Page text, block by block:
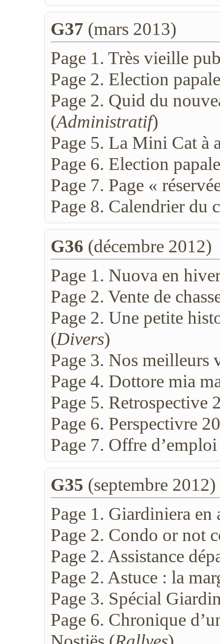
G37 (mars 2013)
Page 1. Très vieille
Page 2. Election
Page 2. Quid du
(Administratif)
Page 5. La Mini Cat à
Page 6. Election
Page 7. Page «
Page 8. Calendrier du
G36 (décembre 2012)
Page 1. Nuova en
Page 2. Vente de
Page 2. Une petite
(Divers)
Page 3. Nos
Page 4. Dottore mia
Page 5. Retrospective
Page 6. Perspectivre
Page 7. Offre
G35 (septembre 2012)
Page 1. Giardiniera en
Page 2. Condo or not
Page 2. Assistance
Page 2. Astuce : la
Page 3. Spécial
Page 6. Chronique